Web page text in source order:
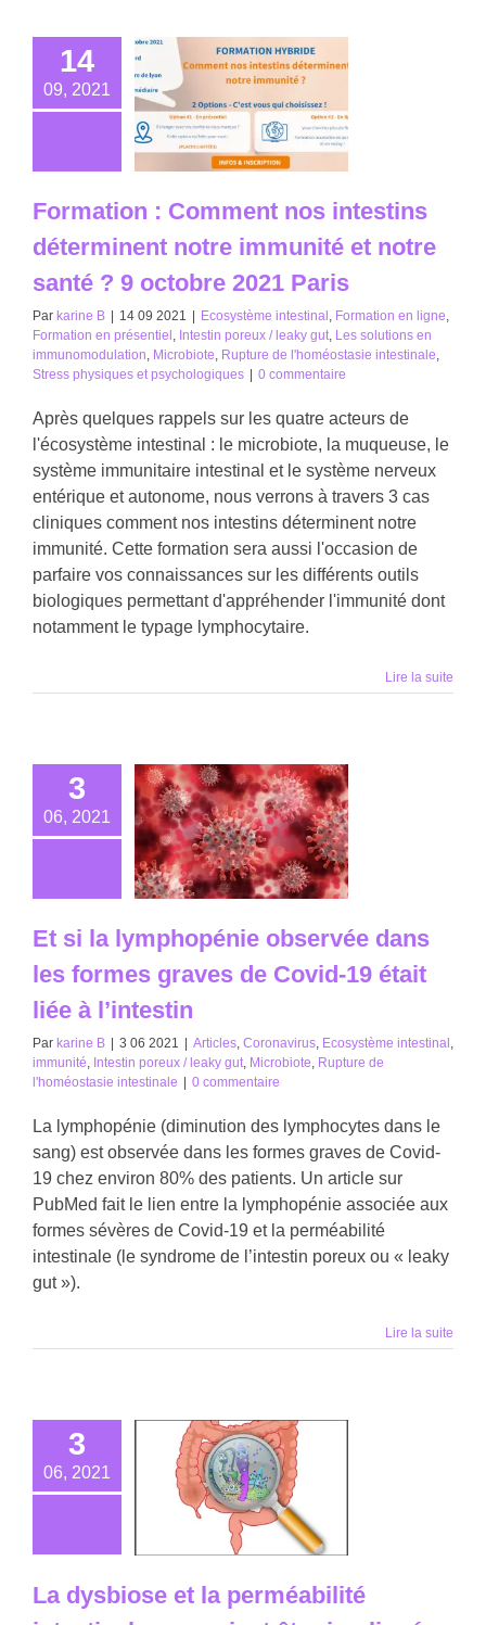
14
09, 2021
Formation : Comment nos intestins
déterminent notre immunité et notre
santé ? 9 octobre 2021 Paris
Par karine B 14 09 2021 Ecosystème intestinal , Formation en ligne,
Formation en présentiel , Intestin poreux / leaky gut, Les solutions en
immunomodulation, Microbiote, Rupture de l'homéostasie intestinale,
Stress physiques et psychologiques
0 commentaire
Après quelques rappels sur les quatre acteurs de
l'écosystème intestinal : le microbiote, la muqueuse, le
système immunitaire intestinal et le système nerveux
entérique et autonome, nous verrons à travers 3 cas
cliniques comment nos intestins déterminent notre
immunité. Cette formation sera aussi l'occasion de
parfaire vos connaissances sur les différents outils
biologiques permettant d'appréhender l'immunité dont
notamment le typage lymphocytaire.
Lire la suite
3
06, 2021
Et si la lymphopénie observée dans
les formes graves de Covid-19 était
liée à l’intestin
Par karine B 3 06 2021 Articles, Coronavirus, Ecosystème intestinal ,
immunité, Intestin poreux / leaky gut, Microbiote, Rupture de
l'homéostasie intestinale
0 commentaire
La lymphopénie (diminution des lymphocytes dans le
sang) est observée dans les formes graves de Covid-
19 chez environ 80% des patients. Un article sur
PubMed fait le lien entre la lymphopénie associée aux
formes sévères de Covid-19 et la perméabilité
intestinale (le syndrome de l’intestin poreux ou « leaky
gut »).
Lire la suite
3
06, 2021
La dysbiose et la perméabilité